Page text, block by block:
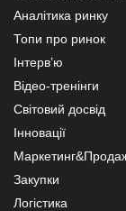
Аналітика ринку
Топи про ринок
Інтерв’ю
Відео-тренінги
Світовий досвід
Інновації
Закупки
Логістика